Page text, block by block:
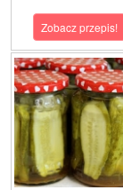
Zobacz przepis!